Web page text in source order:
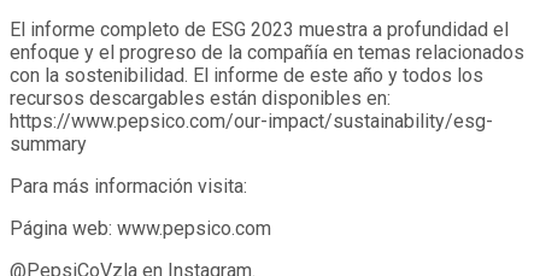
El informe completo de ESG 2023 muestra a profundidad el
enfoque y el progreso de la compañía en temas relacionados
con la sostenibilidad. El informe de este año y todos los
recursos descargables están disponibles en:
https://www.pepsico.com/our-impact/sustainability/esg-
summary
Para más información visita:
Página web: www.pepsico.com
@PepsiCoVzla en Instagram.